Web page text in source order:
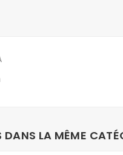
LA MÊME